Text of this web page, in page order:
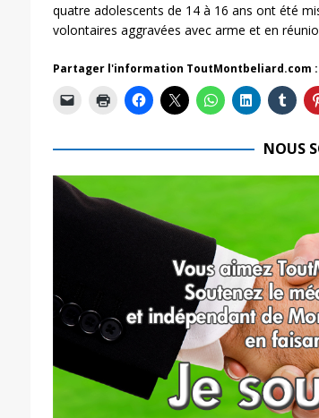
quatre adolescents de 14 à 16 ans ont été
volontaires aggravées avec arme et en
Partager l'information ToutMontbeliard.com :
NOUS